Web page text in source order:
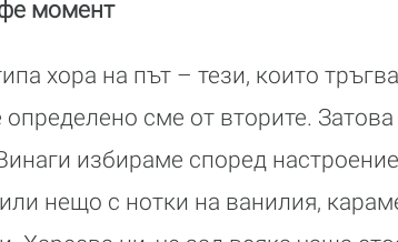
момент
хора на път – тези, които
сме от вторите. Затова
избираме според
нещо с нотки на ванилия,